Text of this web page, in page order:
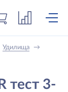
+7 (919) 698-56-
Удилища
→
тест 3-